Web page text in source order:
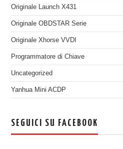
Originale Launch X431
Originale OBDSTAR Serie
Originale Xhorse VVDI
Programmatore di Chiave
Uncategorized
Yanhua Mini ACDP
SEGUICI SU FACEBOOK